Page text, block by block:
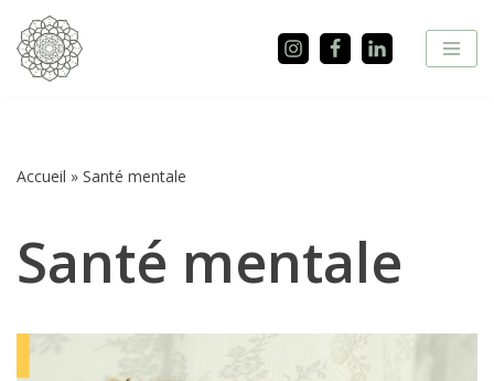
Aller
Accueil » Santé mentale
Santé mentale